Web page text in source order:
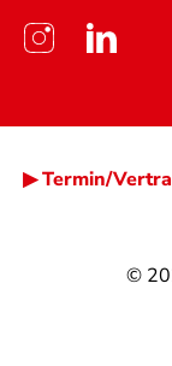
©
▶ Termin/